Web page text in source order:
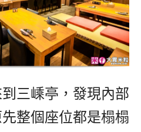
三嵊亭，發現內部
整個座位都是榻榻